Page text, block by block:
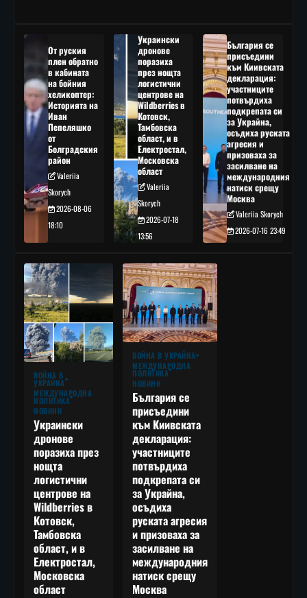
От руския
плен обратно
в кабината
на бойния
хеликоптер:
Историята на
Иван
Пепеляшко
от
Болградския
район
Valeriia
Skorych
2026-08-06
18:10
Украински
дронове
поразиха
през нощта
логистични
центрове на
Wildberries в
Котовск,
Тамбовска
област, и в
Електростал,
Московска
област
Valeriia
Skorych
2026-07-18
13:56
България се
присъедини
към Киивската
декларация:
участниците
потвърдиха
подкрепата си
за Украйна,
осъдиха руската
агресия и
призоваха за
засилване на
международния
натиск срещу
Москва
Valeriia Skorych
2026-07-16 23:49
ВОЙНА В
УКРАЙНА
МЕЖДУНАРОДНА
ПОЛИТИКА
НОВИНИ
Украински
дронове
поразиха през
нощта
логистични
центрове на
Wildberries в
Котовск,
Тамбовска
област, и в
Електростал,
Московска
област
ВОЙНА В УКРАЙНА
МЕЖДУНАРОДНА
ПОЛИТИКА
НОВИНИ
България се
присъедини
към Киивската
декларация:
участниците
потвърдиха
подкрепата си
за Украйна,
осъдиха
руската агресия
и призоваха за
засилване на
международния
натиск срещу
Москва